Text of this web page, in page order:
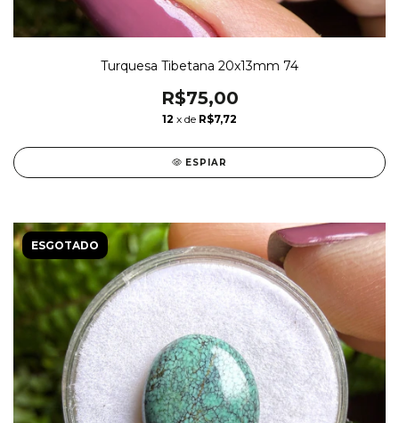
Turquesa Tibetana 20x13mm 74
R$75,00
12 x de R$7,72
ESPIAR
ESGOTADO